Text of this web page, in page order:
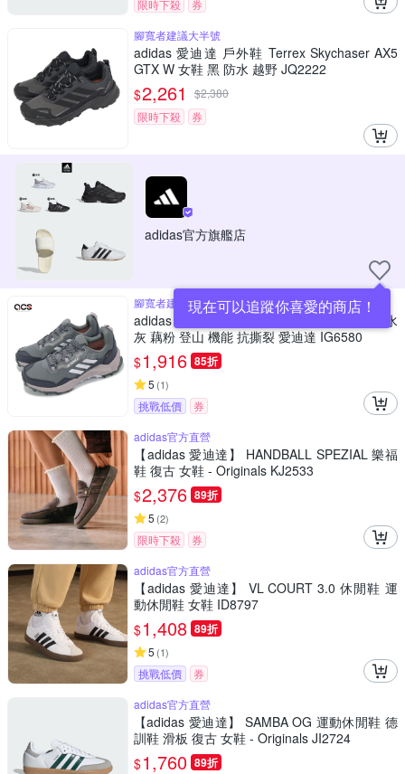
限時下殺
券
腳寬者建議大半號
adidas 愛迪達 戶外鞋 Terrex Skychaser AX5
GTX W 女鞋 黑 防水 越野 JQ2222
$2,261 $2,380
限時下殺
券
adidas官方旗艦店
現在可以追蹤你喜愛的商店！
腳寬者建議大半號
adidas 戶外鞋 Terrex AX4 GTX W 女鞋 防水
灰 藕粉 登山 機能 抗撕裂 愛迪達 IG6580
$1,916 85折
5 (1)
挑戰低價
券
adidas官方直營
【adidas 愛迪達】 HANDBALL SPEZIAL 樂福
鞋 復古 女鞋 - Originals KJ2533
$2,376 89折
5 (2)
限時下殺
券
adidas官方直營
【adidas 愛迪達】 VL COURT 3.0 休閒鞋 運
動休閒鞋 女鞋 ID8797
$1,408 89折
5 (1)
挑戰低價
券
adidas官方直營
【adidas 愛迪達】 SAMBA OG 運動休閒鞋 德
訓鞋 滑板 復古 女鞋 - Originals JI2724
$1,760 89折